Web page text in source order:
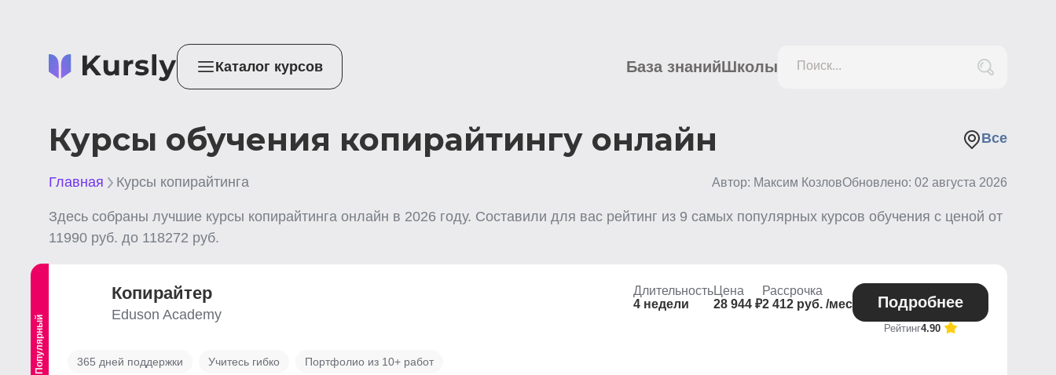
Каталог курсов База знанийШколы Поиск...
Курсы обучения копирайтингу онлайн Все
Главная Курсы копирайтинга Автор: Максим КозловОбновлено: 02 августа 2026
Здесь собраны лучшие курсы копирайтинга онлайн в 2026 году. Составили для вас рейтинг из 9 самых популярных курсов обучения с ценой от
11990 руб. до 118272 руб.
Популярный
Копирайтер
Eduson Academy
Длительность
4 недели
Цена
28 944 ₽
Рассрочка
2 412 руб. /мес
Подробнее
Рейтинг4.90
365 дней поддержки Учитесь гибко Портфолио из 10+ работ